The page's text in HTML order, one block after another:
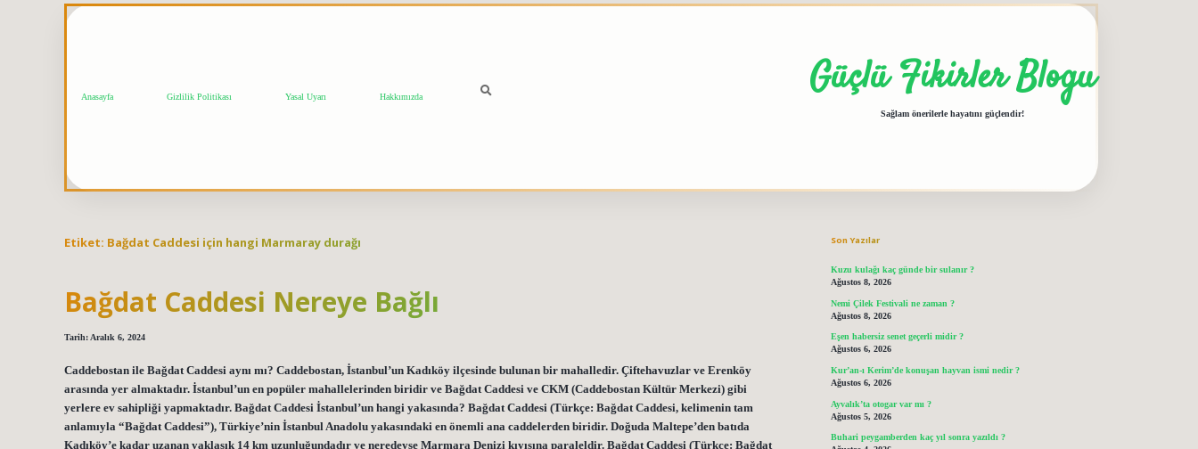
Anasayfa Gizlilik Politikası Yasal Uyarı Hakkımızda Güçlü Fikirler Blogu
Sağlam önerilerle hayatını güçlendir!
Etiket: Bağdat Caddesi için hangi Marmaray durağı
Bağdat Caddesi Nereye Bağlı
Tarih: Aralık 6, 2024
Caddebostan ile Bağdat Caddesi aynı mı? Caddebostan, İstanbul’un Kadıköy ilçesinde bulunan bir mahalledir. Çiftehavuzlar ve Erenköy
arasında yer almaktadır. İstanbul’un en popüler mahallelerinden biridir ve Bağdat Caddesi ve CKM (Caddebostan Kültür Merkezi) gibi
yerlere ev sahipliği yapmaktadır. Bağdat Caddesi İstanbul’un hangi yakasında? Bağdat Caddesi (Türkçe: Bağdat Caddesi, kelimenin tam
anlamıyla “Bağdat Caddesi”), Türkiye’nin İstanbul Anadolu yakasındaki en önemli ana caddelerden biridir. Doğuda Maltepe’den batıda
Kadıköy’e kadar uzanan yaklaşık 14 km uzunluğundadır ve neredeyse Marmara Denizi kıyısına paraleldir. Bağdat Caddesi (Türkçe: Bağdat
Son Yazılar
Kuzu kulağı kaç günde bir sulanır ?
Ağustos 8, 2026
Nemi Çilek Festivali ne zaman ?
Ağustos 8, 2026
Eşen habersiz senet geçerli midir ?
Ağustos 6, 2026
Kur’an-ı Kerim’de konuşan hayvan ismi nedir ?
Ağustos 6, 2026
Ayvalık’ta otogar var mı ?
Ağustos 5, 2026
Buhari peygamberden kaç yıl sonra yazıldı ?